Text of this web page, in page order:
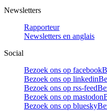
Newsletters
Rapporteur
Newsletters en anglais
Social
Bezoek ons op facebook
Bezoek ons op linkedin
Bezoek ons op rss-feed
Bezoek ons op mastodon
Bezoek ons op bluesky